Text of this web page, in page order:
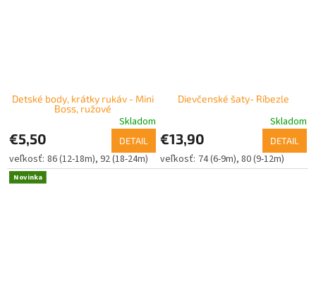
Detské body, krátky rukáv - Mini
Boss, ružové
Skladom
€5,50 DETAIL
86 (12-18m) 92 (18-24m)
Dievčenské šaty- Ríbezle
Skladom
€13,90 DETAIL
74 (6-9m) 80 (9-12m)
Novinka